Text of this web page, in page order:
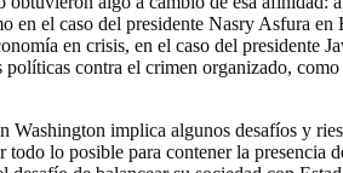
en el caso del presidente Nasry Asfura
en crisis, en el caso del presidente
políticas contra el crimen organizado,
Washington implica algunos desafíos y
todo lo posible para contener la presencia